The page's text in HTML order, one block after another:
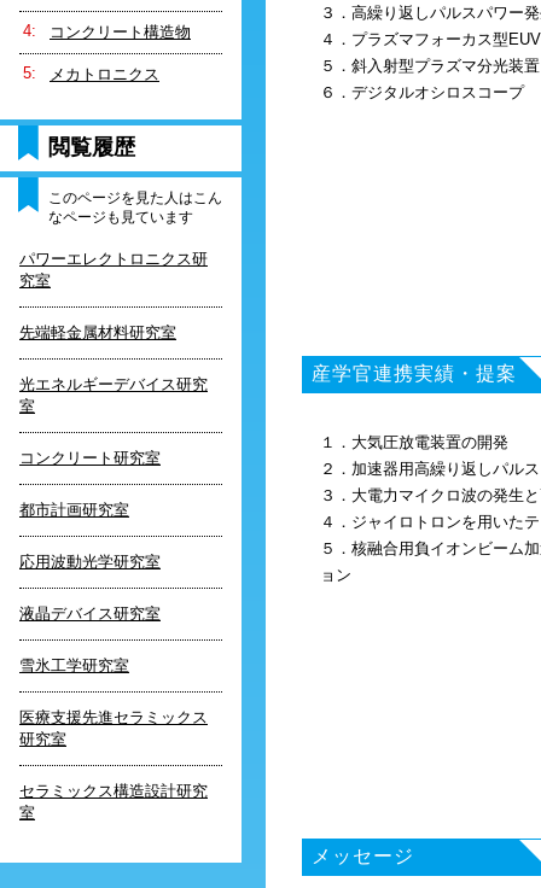
コンクリート構造物
メカトロニクス
閲覧履歴
このページを見た人はこん
なページも見ています
パワーエレクトロニクス研
究室
先端軽金属材料研究室
光エネルギーデバイス研究
室
コンクリート研究室
都市計画研究室
応用波動光学研究室
液晶デバイス研究室
雪氷工学研究室
医療支援先進セラミックス
研究室
セラミックス構造設計研究
室
３．高繰り返しパルスパワー
４．プラズマフォーカス型
５．斜入射型プラズマ分光装置
６．デジタルオシロスコープ
産学官連携実績・提案
１．大気圧放電装置の開発
２．加速器用高繰り返しパル
３．大電力マイクロ波の発生
４．ジャイロトロンを用いた
５．核融合用負イオンビーム
ョン
メッセージ